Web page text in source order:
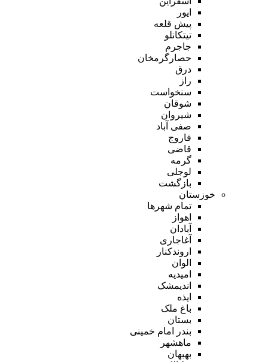
ایور
پیش قلعه
تیتکانلو
جاجرم
حصارگرمخان
درق
راز
سنخواست
شوقان
شیروان
صفی آباد
فاروج
قاضی
گرمه
لوجلی
بازگشت
خوزستان
تمام شهر‌ها
اهواز
آبادان
آغاجاری
اروندکنار
الوان
امیدیه
اندیمشک
ایذه
باغ ملک
بستان
بندر امام خمینی
ماهشهر
بهبهان